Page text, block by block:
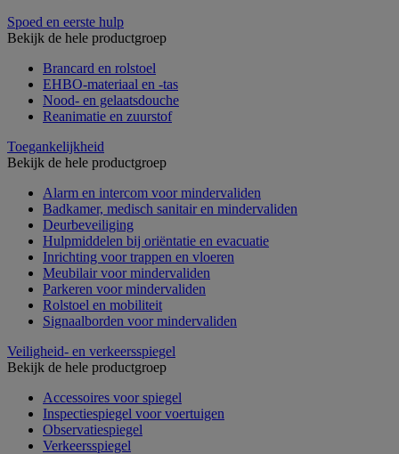
Spoed en eerste hulp
Bekijk de hele productgroep
Brancard en rolstoel
EHBO-materiaal en -tas
Nood- en gelaatsdouche
Reanimatie en zuurstof
Toegankelijkheid
Bekijk de hele productgroep
Alarm en intercom voor mindervaliden
Badkamer, medisch sanitair en mindervaliden
Deurbeveiliging
Hulpmiddelen bij oriëntatie en evacuatie
Inrichting voor trappen en vloeren
Meubilair voor mindervaliden
Parkeren voor mindervaliden
Rolstoel en mobiliteit
Signaalborden voor mindervaliden
Veiligheid- en verkeersspiegel
Bekijk de hele productgroep
Accessoires voor spiegel
Inspectiespiegel voor voertuigen
Observatiespiegel
Verkeersspiegel